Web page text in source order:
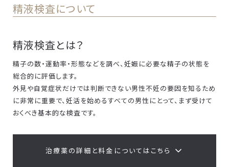
精液検査について
精液検査とは？
精子の数・運動率・形態などを調べ、妊娠に必要な精子の状態を
総合的に評価します。
外見や自覚症状だけでは判断できない男性不妊の要因を知るため
に非常に重要で、妊活を始めるすべての男性にとって、まず受けて
おくべき基本的な検査です。
治療薬の詳細と料金についてはこちら